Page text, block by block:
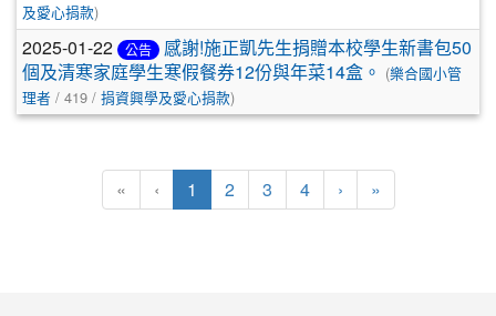
及愛心捐款)
2025-01-22 公告
感謝!施正凱先生捐贈本校學生新書包50
個及清寒家庭學生寒假餐券12份與年菜14盒。 (樂合國小管
理者 / 419 / 捐資興學及愛心捐款)
« ‹ 1 (目前頁次)
2 3 4 ›下一頁
»最後頁